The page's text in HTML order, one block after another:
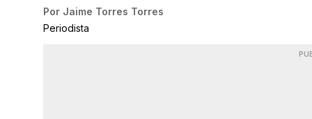
Por Jaime Torres Torres
Periodista